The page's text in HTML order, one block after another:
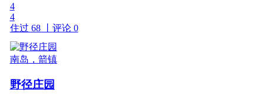
4
4
住过 68 丨 评论 0
南岛，箭镇
野径庄园